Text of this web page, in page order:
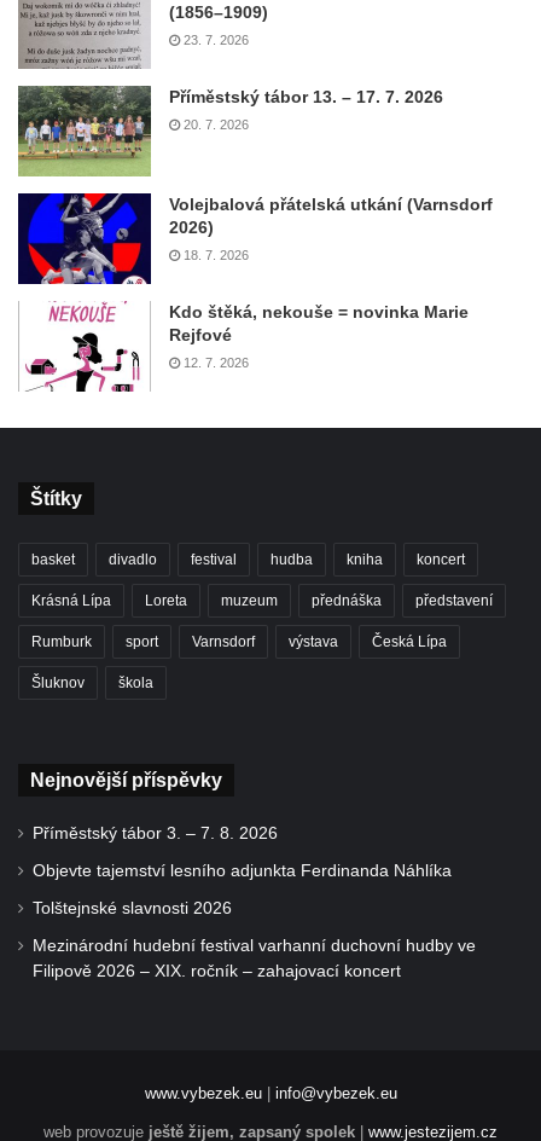
(1856–1909)
23. 7. 2026
Příměstský tábor 13. – 17. 7. 2026
20. 7. 2026
Volejbalová přátelská utkání (Varnsdorf
2026)
18. 7. 2026
Kdo štěká, nekouše = novinka Marie
Rejfové
12. 7. 2026
Štítky
basket divadlo festival hudba kniha koncert
Krásná Lípa Loreta muzeum přednáška představení
Rumburk sport Varnsdorf výstava Česká Lípa
Šluknov škola
Nejnovější příspěvky
Příměstský tábor 3. – 7. 8. 2026
Objevte tajemství lesního adjunkta Ferdinanda Náhlíka
Tolštejnské slavnosti 2026
Mezinárodní hudební festival varhanní duchovní hudby ve
Filipově 2026 – XIX. ročník – zahajovací koncert
www.vybezek.eu| info@vybezek.eu
web provozuje ještě žijem, zapsaný spolek www.jestezijem.cz